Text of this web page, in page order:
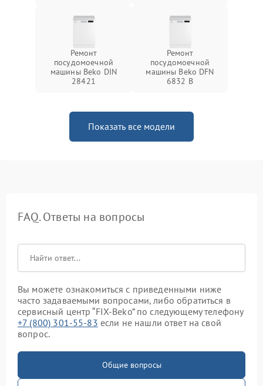
Ремонт
посудомоечной
машины Beko DIN
28421
Ремонт
посудомоечной
машины Beko DFN
6832 B
Показать все модели
FAQ. Ответы на вопросы
Вы можете ознакомиться с приведенными ниже
часто задаваемыми вопросами, либо обратиться в
сервисный центр “FIX-Beko” по следующему телефону
+7 (800) 301-55-83 если не нашли ответ на свой
вопрос.
Общие вопросы